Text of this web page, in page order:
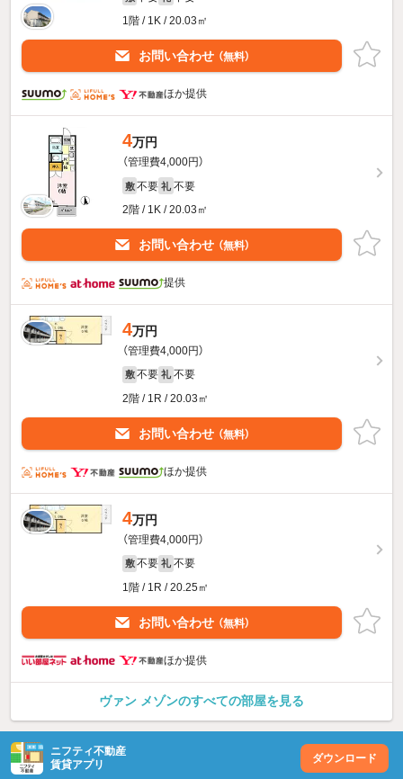
1階 / 1K / 20.03㎡
お問い合わせ （無料）
ほか提供
4万円
（管理費4,000円）
敷 不要 礼 不要
2階 / 1K / 20.03㎡
お問い合わせ （無料）
提供
4万円
（管理費4,000円）
敷 不要 礼 不要
2階 / 1R / 20.03㎡
お問い合わせ （無料）
ほか提供
4万円
（管理費4,000円）
敷 不要 礼 不要
1階 / 1R / 20.25㎡
お問い合わせ （無料）
ほか提供
ヴァン メゾンのすべての部屋を見る
ニフティ不動産
賃貸アプリ
ダウンロード